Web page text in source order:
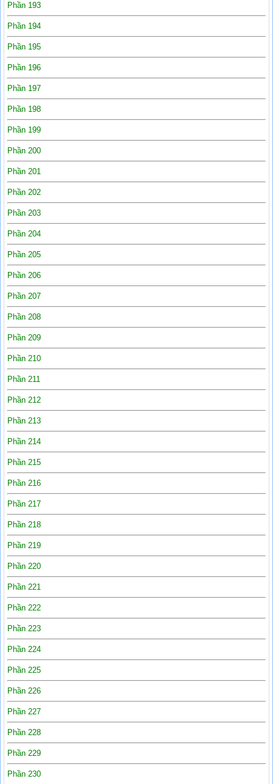
Phần 193
Phần 194
Phần 195
Phần 196
Phần 197
Phần 198
Phần 199
Phần 200
Phần 201
Phần 202
Phần 203
Phần 204
Phần 205
Phần 206
Phần 207
Phần 208
Phần 209
Phần 210
Phần 211
Phần 212
Phần 213
Phần 214
Phần 215
Phần 216
Phần 217
Phần 218
Phần 219
Phần 220
Phần 221
Phần 222
Phần 223
Phần 224
Phần 225
Phần 226
Phần 227
Phần 228
Phần 229
Phần 230